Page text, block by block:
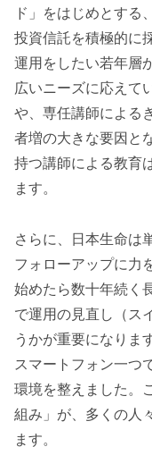
ド」をはじめとする
投資信託を積極的に
運用をしたい若年層
広いニーズに応えて
や、専任講師による
者増の大きな要因と
持つ講師による教育
ます。
さらに、日本生命は
フォローアップに力
始めたら数十年続く
で運用の見直し（ス
うかが重要になりま
スマートフォン一つ
環境を整えました。
組み」が、多くの人
ます。